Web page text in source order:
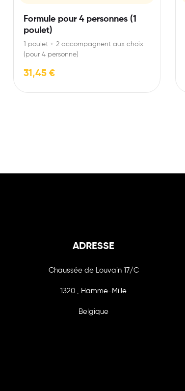
Formule pour 4 personnes (1
poulet)
1 poulet + 2 accompagnent aux choix
(pour 4 personne)
31,45 €
ADRESSE
Chaussée de Louvain 17/C
1320 , Hamme-Mille
Belgique